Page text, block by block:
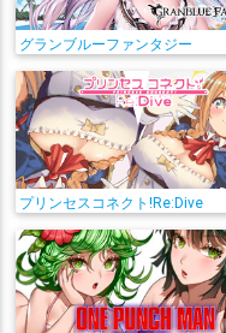
グランブルーファンタジー
プリンセスコネクト!Re:Dive